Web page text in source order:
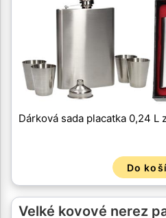
Dárková sada placatka 0,24
Do
Velké kovové nerez